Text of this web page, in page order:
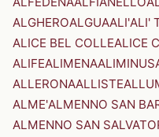
ALGHEROALGUAALI'ALI'
ALICE BEL COLLEALICE
ALIFEALIMENA
ALLERONAALLISTE
ALME'ALMENNO SAN
ALMENNO SAN